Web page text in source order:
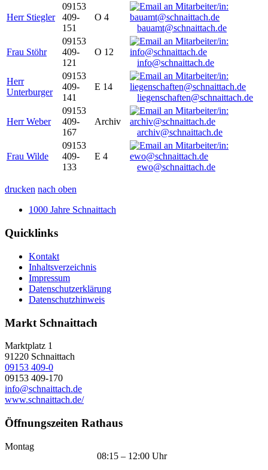
Herr Stiegler
09153
409-
151
O 4
bauamt@schnaittach.de
Frau Stöhr
09153
409-
121
O 12
info@schnaittach.de
Herr
Unterburger
09153
409-
141
E 14
liegenschaften@schnaittach.de
Herr Weber
09153
409-
167
Archiv
archiv@schnaittach.de
Frau Wilde
09153
409-
133
E 4
ewo@schnaittach.de
drucken nach oben
1000 Jahre Schnaittach
Quicklinks
Kontakt
Inhaltsverzeichnis
Impressum
Datenschutzerklärung
Datenschutzhinweis
Markt Schnaittach
Marktplatz 1
91220 Schnaittach
09153 409-0
09153 409-170
info@schnaittach.de
www.schnaittach.de/
Öffnungszeiten Rathaus
Montag
08:15 – 12:00 Uhr